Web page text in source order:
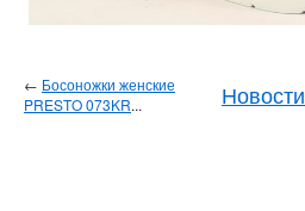
← Босоножки женские
PRESTO 073KR... Новости